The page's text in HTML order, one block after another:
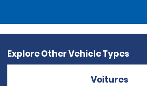
Explore Other Vehicle Types
Voitures